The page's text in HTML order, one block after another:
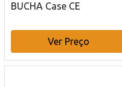
BUCHA Case CE
Ver Preço